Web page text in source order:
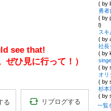
see that!
ぜひ見に行って！）
る リブログする
( by
( by
l)
スキ
( by
( by
( by
( by
( by
一覧